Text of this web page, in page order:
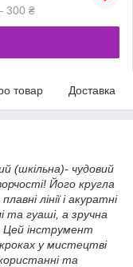
300 ₴
товар Доставка
(шкільна)- чудовий
Його кругла
лінії і акуратні
та гуаші, а зручна
Цей інструмент
у мистецтві
та